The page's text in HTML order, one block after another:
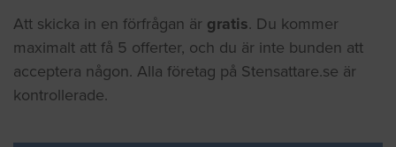
Att skicka in en förfrågan är gratis. Du kommer
maximalt att få 5 offerter, och du är inte bunden att
acceptera någon. Alla företag på Stensattare.se är
kontrollerade.